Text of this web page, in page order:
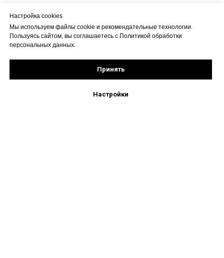
Настройка cookies
Мы используем файлы cookie и рекомендательные технологии.
Пользуясь сайтом, вы соглашаетесь с Политикой обработки
персональных данных.
Принять
Настройки